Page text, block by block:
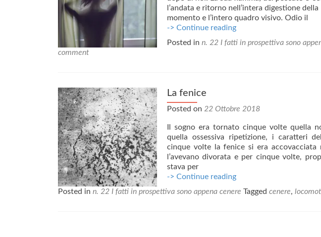
l’andata e ritorno nell’intera digestione
momento e l’intero quadro visivo. Odio il
-> Continue readingLa
fiamma
Posted in n. 22 I fatti in prospettiva sono
comment
La fenice
Posted on 22 Ottobre 2018
Il sogno era tornato cinque volte quella
quella ossessiva ripetizione, i caratteri
cinque volte la fenice si era
l’avevano divorata e per cinque volte,
stava per
-> Continue readingLa
Posted in n. 22 I fatti in prospettiva sono appena cenere Tagged cenere,